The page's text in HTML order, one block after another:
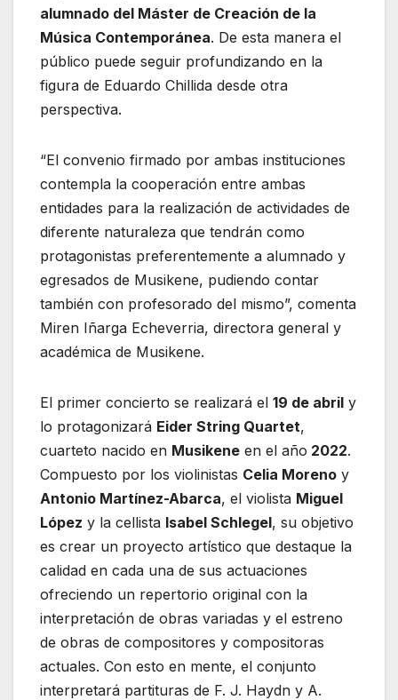
alumnado del Máster de Creación de la
Música Contemporánea. De esta manera el
público puede seguir profundizando en la
figura de Eduardo Chillida desde otra
perspectiva.
“El convenio firmado por ambas instituciones
contempla la cooperación entre ambas
entidades para la realización de actividades de
diferente naturaleza que tendrán como
protagonistas preferentemente a alumnado y
egresados de Musikene, pudiendo contar
también con profesorado del mismo”, comenta
Miren Iñarga Echeverria, directora general y
académica de Musikene.
El primer concierto se realizará el 19 de abril y
lo protagonizará Eider String Quartet,
cuarteto nacido en Musikene en el año 2022.
Compuesto por los violinistas Celia Moreno y
Antonio Martínez-Abarca, el violista Miguel
López y la cellista Isabel Schlegel, su objetivo
es crear un proyecto artístico que destaque la
calidad en cada una de sus actuaciones
ofreciendo un repertorio original con la
interpretación de obras variadas y el estreno
de obras de compositores y compositoras
actuales. Con esto en mente, el conjunto
interpretará partituras de F. J. Haydn y A.